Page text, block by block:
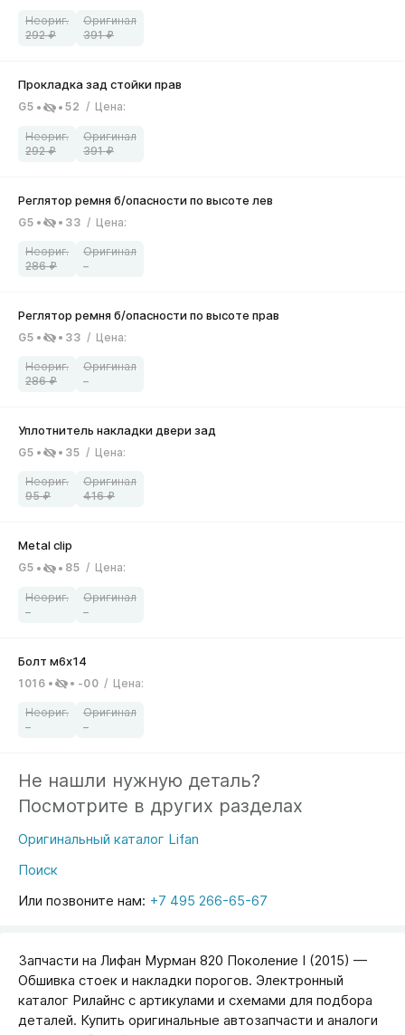
292 391
G5 52 / Цена:
292 391
G5 33 / Цена:
286 –
G5 33 / Цена:
286 –
G5 35 / Цена:
95 416
G5 85 / Цена:
– –
1016 -00 / Цена:
– –
Не нашли нужную деталь?
Посмотрите в других разделах
Оригинальный каталог Lifan
Поиск
Или позвоните нам: +7 495 266-65-67
Запчасти на Лифан Мурман 820 Поколение I (2015) —
Обшивка стоек и накладки порогов. Электронный
каталог Рилайнс с артикулами и схемами для подбора
деталей. Купить оригинальные автозапчасти и аналоги